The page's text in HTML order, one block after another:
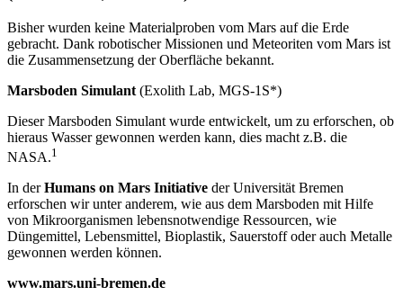
Bisher wurden keine Materialproben vom Mars auf die Erde
gebracht. Dank robotischer Missionen und Meteoriten vom Mars ist
die Zusammensetzung der Oberfläche bekannt.
Marsboden Simulant (Exolith Lab, MGS-1S*)
Dieser Marsboden Simulant wurde entwickelt, um zu erforschen, ob
hieraus Wasser gewonnen werden kann, dies macht z.B. die
NASA.1
In derHumans on Mars Initiative der Universität Bremen
erforschen wir unter anderem, wie aus dem Marsboden mit Hilfe
von Mikroorganismen lebensnotwendige Ressourcen, wie
Düngemittel, Lebensmittel, Bioplastik, Sauerstoff oder auch Metalle
gewonnen werden können.
www.mars.uni-bremen.de